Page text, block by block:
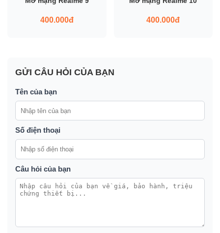
400.000đ 400.000đ
GỬI CÂU HỎI CỦA BẠN
Tên của bạn
Số điện thoại
Câu hỏi của bạn